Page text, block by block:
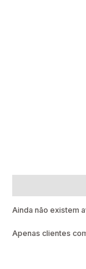
Ainda não existem
Apenas clientes